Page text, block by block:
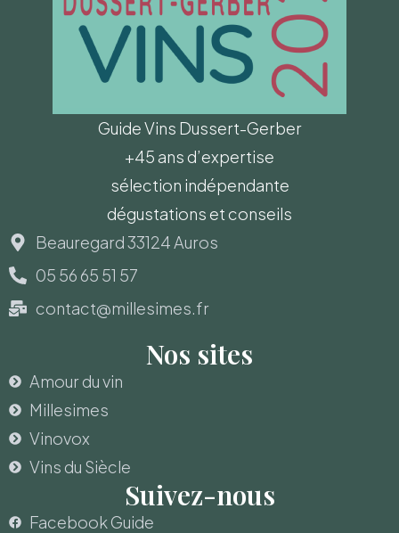
Guide Vins Dussert-Gerber
+45 ans d’expertise
sélection indépendante
dégustations et conseils
Beauregard 33124 Auros
05 56 65 51 57
contact@millesimes.fr
Nos sites
Amour du vin
Millesimes
Vinovox
Vins du Siècle
Suivez-nous
Facebook Guide